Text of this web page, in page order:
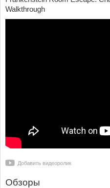
Walkthrough
Добавить видеоролик
Обзоры